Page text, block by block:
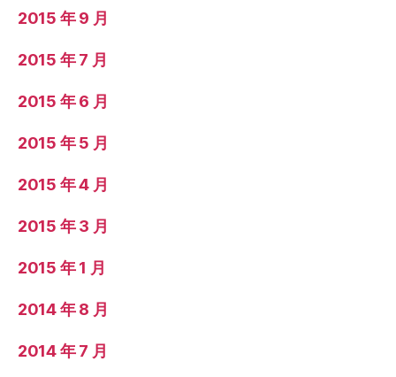
2015 年 9 月
2015 年 7 月
2015 年 6 月
2015 年 5 月
2015 年 4 月
2015 年 3 月
2015 年 1 月
2014 年 8 月
2014 年 7 月